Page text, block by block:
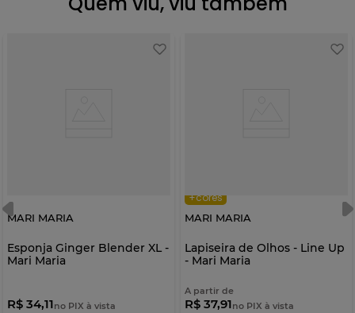
MARI MARIA
Esponja Ginger Blender XL -
Mari Maria
R$ 34,11no PIX à vista
+cores
MARI MARIA
Lapiseira de Olhos - Line Up
- Mari Maria
A partir de
R$ 37,91no PIX à vista